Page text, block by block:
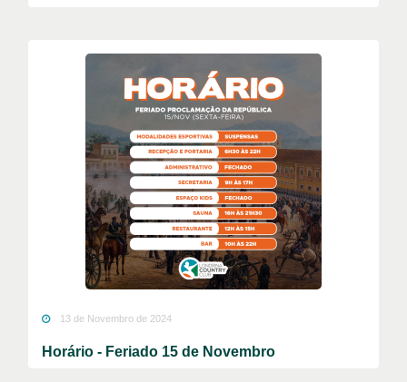
13 de Novembro de 2024
Horário - Feriado 15 de Novembro